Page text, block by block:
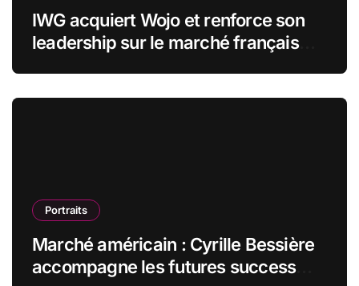
IWG acquiert Wojo et renforce son
leadership sur le marché français
Portraits
Marché américain : Cyrille Bessière
accompagne les futures success